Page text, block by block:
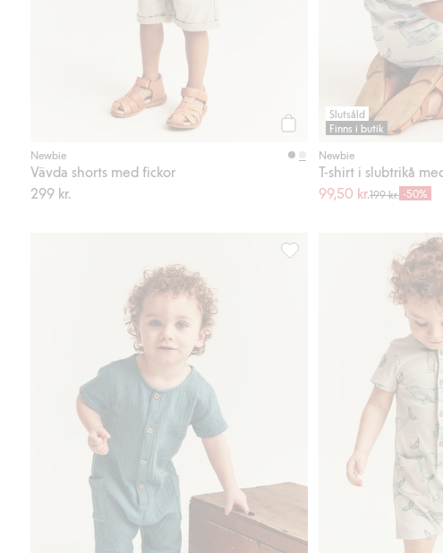
Newbie
Vävda shorts med fickor
299 kr.
Slutsåld
Finns i butik
Newbie
T-shirt i slubtrikå
99,50 kr.199 kr. -50%
Kortärmad jumpsuit i